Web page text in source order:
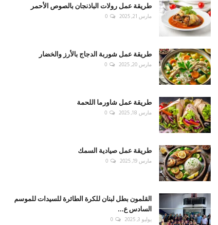
طريقة عمل رولات الباذنجان بالصوص الأحمر
مارس 21, 2025 0
طريقة عمل شوربة الدجاج بالأرز والخضار
مارس 20, 2025 0
طريقة عمل شاورما اللحمة
مارس 18, 2025 0
طريقة عمل صيادية السمك
مارس 19, 2025 0
القلمون بطل لبنان للكرة الطائرة للسيدات للموسم
السادس ع...
يوليو 3, 2025 0